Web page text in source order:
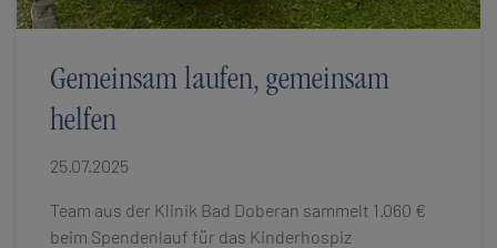
Gemeinsam laufen, gemeinsam
helfen
25.07.2025
Team aus der Klinik Bad Doberan sammelt 1.060 €
beim Spendenlauf für das Kinderhospiz